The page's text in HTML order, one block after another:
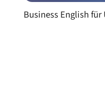
Business English